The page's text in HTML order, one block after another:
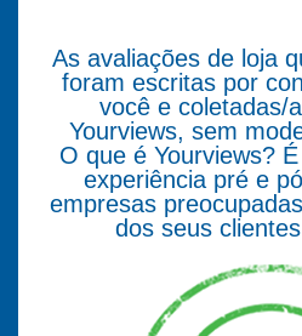
As avaliações de loja
foram escritas por
você e coletadas/
Yourviews, sem
O que é Yourviews?
experiência pré e
empresas
dos seus